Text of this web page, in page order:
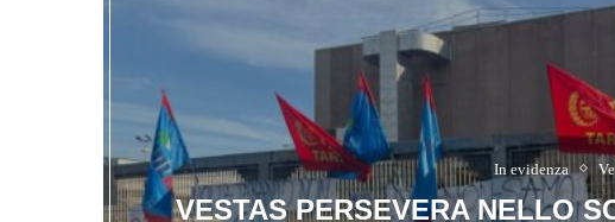
In evidenza
VESTAS PERSEVERA NELLO